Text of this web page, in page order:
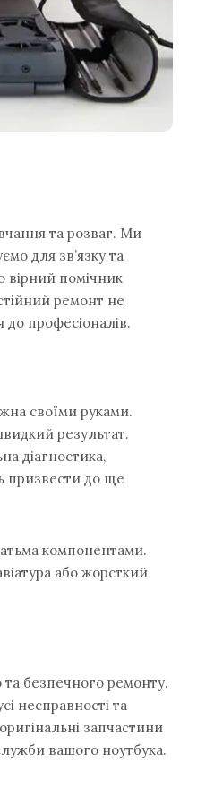
та розваг. Ми
для зв’язку та
вірний помічник
ремонт не
професіоналів.
своїми руками.
результат.
діагностика,
призвести до ще
компонентами.
або жорсткий
та безпечного ремонту.
несправності та
запчастини
вашого ноутбука.